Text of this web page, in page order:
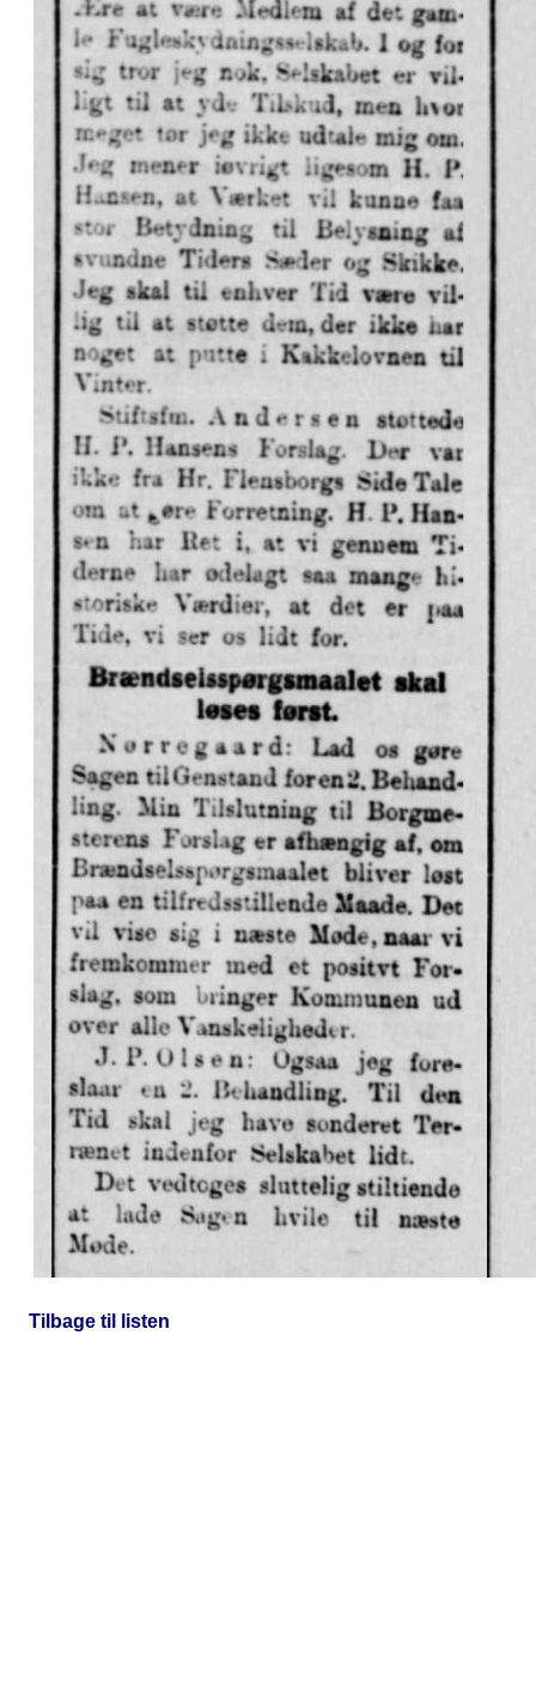
Tilbage til listen